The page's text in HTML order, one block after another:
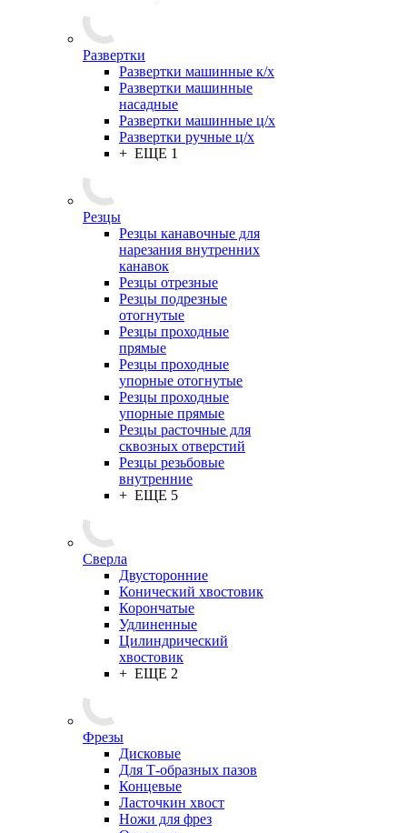
Развертки
Развертки машинные к/х
Развертки машинные
насадные
Развертки машинные ц/х
Развертки ручные ц/х
+ ЕЩЕ 1
Резцы
Резцы канавочные для
нарезания внутренних
канавок
Резцы отрезные
Резцы подрезные
отогнутые
Резцы проходные
прямые
Резцы проходные
упорные отогнутые
Резцы проходные
упорные прямые
Резцы расточные для
сквозных отверстий
Резцы резьбовые
внутренние
+ ЕЩЕ 5
Сверла
Двусторонние
Конический хвостовик
Корончатые
Удлиненные
Цилиндрический
хвостовик
+ ЕЩЕ 2
Фрезы
Дисковые
Для Т-образных пазов
Концевые
Ласточкин хвост
Ножи для фрез